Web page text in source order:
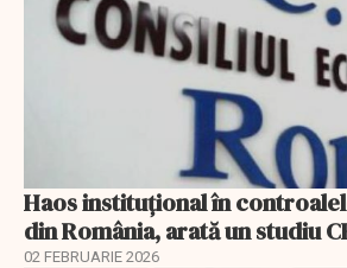
Haos instituțional în
din România, arată un studiu
02 FEBRUARIE 2026